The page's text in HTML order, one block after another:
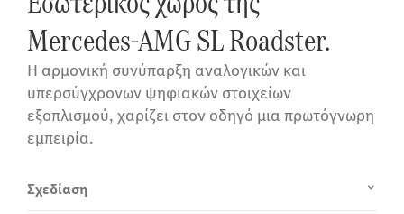
Mercedes-AMG SL Roadster.
Η αρμονική συνύπαρξη αναλογικών και
υπερσύγχρονων ψηφιακών στοιχείων
εξοπλισμού, χαρίζει στον οδηγό μια πρωτόγνωρη
εμπειρία.
Σχεδίαση